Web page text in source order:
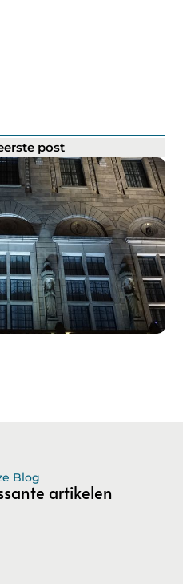
post
Blog
artikelen